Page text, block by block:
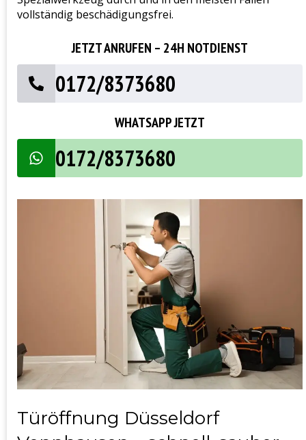
vollständig beschädigungsfrei.
JETZT ANRUFEN – 24H NOTDIENST
0172/8373680
WHATSAPP JETZT
0172/8373680
Türöffnung Düsseldorf